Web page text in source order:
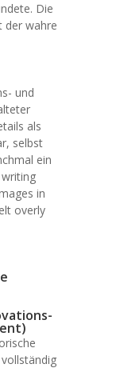
Die
der wahre
und
als
selbst
ein
in
overly